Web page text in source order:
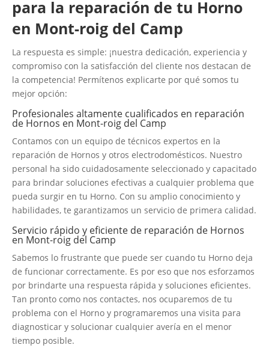
para la reparación de tu Horno
en Mont-roig del Camp
La respuesta es simple: ¡nuestra dedicación, experiencia y
compromiso con la satisfacción del cliente nos destacan de
la competencia! Permítenos explicarte por qué somos tu
mejor opción:
Profesionales altamente cualificados en reparación
de Hornos en Mont-roig del Camp
Contamos con un equipo de técnicos expertos en la
reparación de Hornos y otros electrodomésticos. Nuestro
personal ha sido cuidadosamente seleccionado y capacitado
para brindar soluciones efectivas a cualquier problema que
pueda surgir en tu Horno. Con su amplio conocimiento y
habilidades, te garantizamos un servicio de primera calidad.
Servicio rápido y eficiente de reparación de Hornos
en Mont-roig del Camp
Sabemos lo frustrante que puede ser cuando tu Horno deja
de funcionar correctamente. Es por eso que nos esforzamos
por brindarte una respuesta rápida y soluciones eficientes.
Tan pronto como nos contactes, nos ocuparemos de tu
problema con el Horno y programaremos una visita para
diagnosticar y solucionar cualquier avería en el menor
tiempo posible.